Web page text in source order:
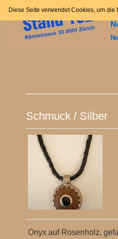
Zum
Inhalt
Schmuck / Silber
Onyx auf Rosenholz,
Diese Seite verwendet Cookies, um